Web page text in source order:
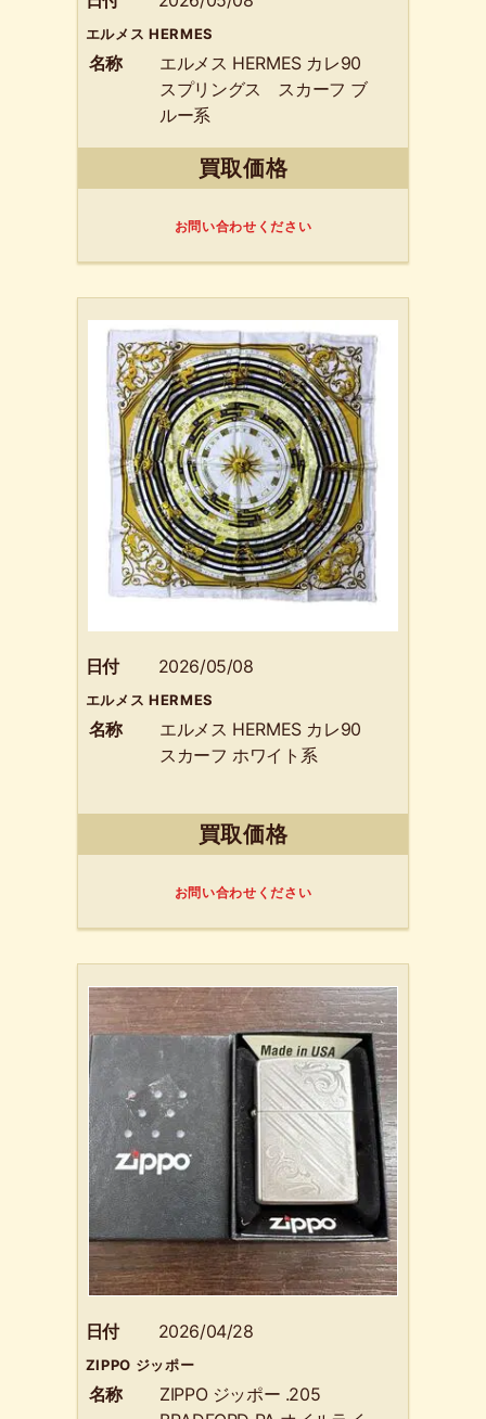
エルメス HERMES
名称
エルメス HERMES カレ90
スプリングス スカーフ ブ
ルー系
買取価格
お問い合わせください
日付 2026/05/08
エルメス HERMES
名称
エルメス HERMES カレ90
スカーフ ホワイト系
買取価格
お問い合わせください
日付 2026/04/28
ZIPPO ジッポー
名称
ZIPPO ジッポー .205